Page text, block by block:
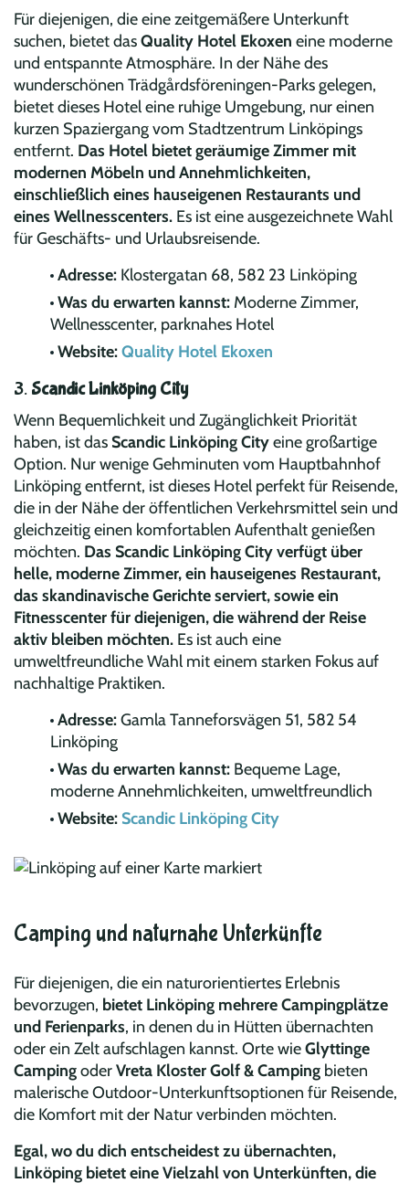
Für diejenigen, die eine zeitgemäßere Unterkunft
suchen, bietet dasQuality Hotel Ekoxen eine moderne
und entspannte Atmosphäre. In der Nähe des
wunderschönen Trädgårdsföreningen-Parks gelegen,
bietet dieses Hotel eine ruhige Umgebung, nur einen
kurzen Spaziergang vom Stadtzentrum Linköpings
entfernt. Das Hotel bietet geräumige Zimmer mit
modernen Möbeln und Annehmlichkeiten,
einschließlich eines hauseigenen Restaurants und
eines Wellnesscenters. Es ist eine ausgezeichnete Wahl
für Geschäfts- und Urlaubsreisende.
Adresse: Klostergatan 68, 582 23 Linköping
Was du erwarten kannst: Moderne Zimmer,
Wellnesscenter, parknahes Hotel
Website:Quality Hotel Ekoxen
3. Scandic Linköping City
Wenn Bequemlichkeit und Zugänglichkeit Priorität
haben, ist dasScandic Linköping Cityeine großartige
Option. Nur wenige Gehminuten vom Hauptbahnhof
Linköping entfernt, ist dieses Hotel perfekt für Reisende,
die in der Nähe der öffentlichen Verkehrsmittel sein und
gleichzeitig einen komfortablen Aufenthalt genießen
möchten. Das Scandic Linköping City verfügt über
helle, moderne Zimmer, ein hauseigenes Restaurant,
das skandinavische Gerichte serviert, sowie ein
Fitnesscenter für diejenigen, die während der Reise
aktiv bleiben möchten. Es ist auch eine
umweltfreundliche Wahl mit einem starken Fokus auf
nachhaltige Praktiken.
Adresse:Gamla Tanneforsvägen 51, 582 54
Linköping
Was du erwarten kannst: Bequeme Lage,
moderne Annehmlichkeiten, umweltfreundlich
Website: Scandic Linköping City
Camping und naturnahe Unterkünfte
Für diejenigen, die ein naturorientiertes Erlebnis
bevorzugen, bietet Linköping mehrere Campingplätze
und Ferienparks, in denen du in Hütten übernachten
oder ein Zelt aufschlagen kannst. Orte wieGlyttinge
CampingoderVreta Kloster Golf & Camping bieten
malerische Outdoor-Unterkunftsoptionen für Reisende,
die Komfort mit der Natur verbinden möchten.
Egal, wo du dich entscheidest zu übernachten,
Linköping bietet eine Vielzahl von Unterkünften, die